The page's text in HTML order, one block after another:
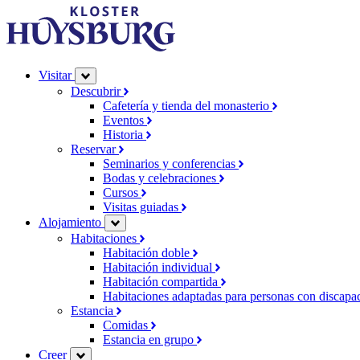
Visitar
Descubrir
Cafetería y tienda del monasterio
Eventos
Historia
Reservar
Seminarios y conferencias
Bodas y celebraciones
Cursos
Visitas guiadas
Alojamiento
Habitaciones
Habitación doble
Habitación individual
Habitación compartida
Habitaciones adaptadas para personas con
Estancia
Comidas
Estancia en grupo
Creer